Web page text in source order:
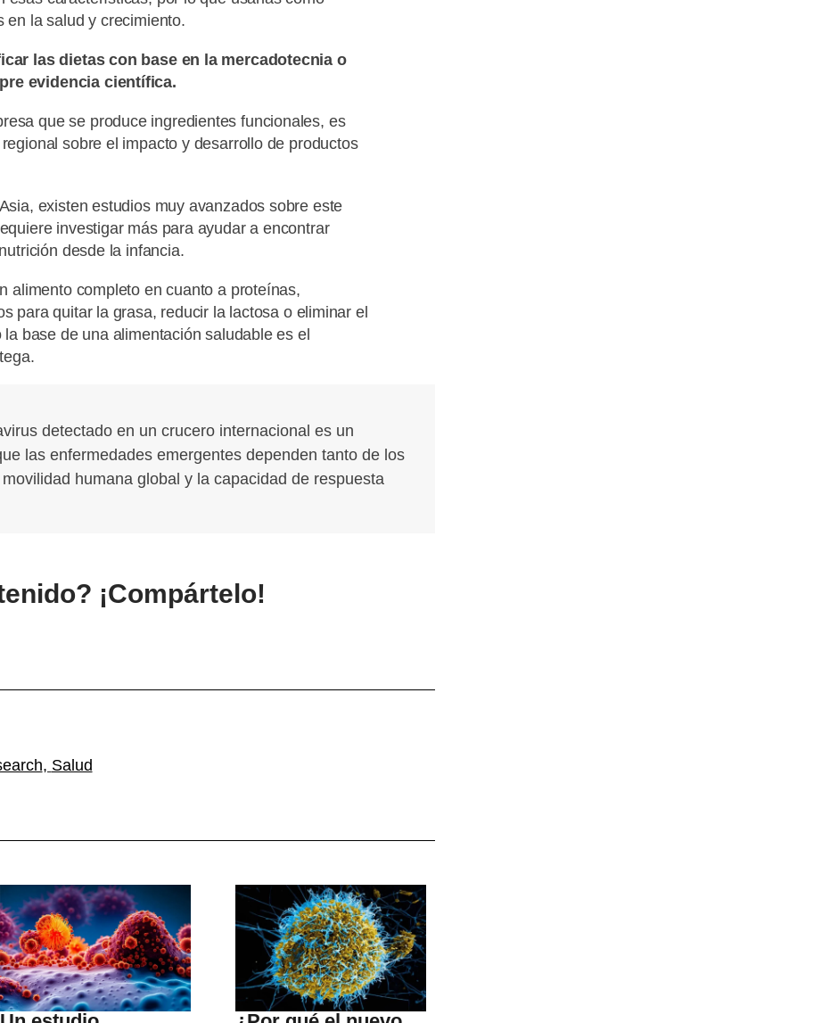
en la salud y crecimiento.
las dietas con base en la mercadotecnia o
evidencia científica.
que se produce ingredientes funcionales, es
sobre el impacto y desarrollo de productos
existen estudios muy avanzados sobre este
investigar más para ayudar a encontrar
desde la infancia.
alimento completo en cuanto a proteínas,
para quitar la grasa, reducir la lactosa o eliminar el
base de una alimentación saludable es el
detectado en un crucero internacional es un
las enfermedades emergentes dependen tanto de los
humana global y la capacidad de respuesta
¡Compártelo!
, Salud